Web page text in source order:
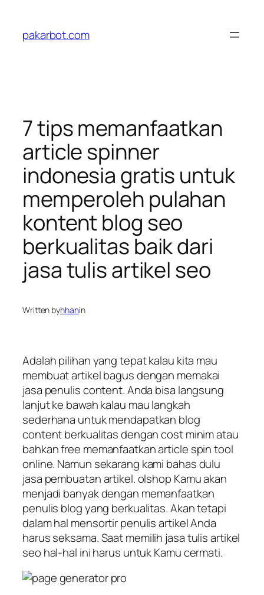
content
pakarbot.com
7 tips memanfaatkan
article spinner
indonesia gratis untuk
memperoleh pulahan
kontent blog seo
berkualitas baik dari
jasa tulis artikel seo
Written byhhanin
Adalah pilihan yang tepat kalau kita mau
membuat artikel bagus dengan memakai
jasa penulis content. Anda bisa langsung
lanjut ke bawah kalau mau langkah
sederhana untuk mendapatkan blog
content berkualitas dengan cost minim atau
bahkan free memanfaatkan article spin tool
online. Namun sekarang kami bahas dulu
jasa pembuatan artikel. olshop Kamu akan
menjadi banyak dengan memanfaatkan
penulis blog yang berkualitas. Akan tetapi
dalam hal mensortir penulis artikel Anda
harus seksama. Saat memilih jasa tulis artikel
seo hal-hal ini harus untuk Kamu cermati.